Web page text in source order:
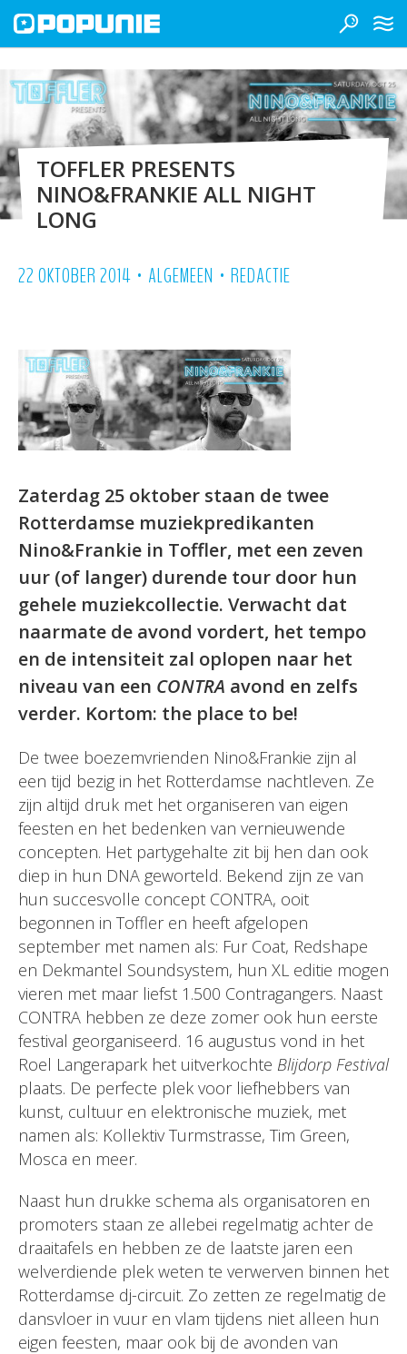
TOFFLER PRESENTS
NINO&FRANKIE ALL NIGHT
LONG
22 OKTOBER 2014 • ALGEMEEN • REDACTIE
Zaterdag 25 oktober staan de twee
Rotterdamse muziekpredikanten
Nino&Frankie in Toffler, met een zeven
uur (of langer) durende tour door hun
gehele muziekcollectie. Verwacht dat
naarmate de avond vordert, het tempo
en de intensiteit zal oplopen naar het
niveau van een CONTRA avond en zelfs
verder. Kortom: the place to be!
De twee boezemvrienden Nino&Frankie zijn al
een tijd bezig in het Rotterdamse nachtleven. Ze
zijn altijd druk met het organiseren van eigen
feesten en het bedenken van vernieuwende
concepten. Het partygehalte zit bij hen dan ook
diep in hun DNA geworteld. Bekend zijn ze van
hun succesvolle concept CONTRA, ooit
begonnen in Toffler en heeft afgelopen
september met namen als: Fur Coat, Redshape
en Dekmantel Soundsystem, hun XL editie mogen
vieren met maar liefst 1.500 Contragangers. Naast
CONTRA hebben ze deze zomer ook hun eerste
festival georganiseerd. 16 augustus vond in het
Roel Langerapark het uitverkochte Blijdorp Festival
plaats. De perfecte plek voor liefhebbers van
kunst, cultuur en elektronische muziek, met
namen als: Kollektiv Turmstrasse, Tim Green,
Mosca en meer.
Naast hun drukke schema als organisatoren en
promoters staan ze allebei regelmatig achter de
draaitafels en hebben ze de laatste jaren een
welverdiende plek weten te verwerven binnen het
Rotterdamse dj-circuit. Zo zetten ze regelmatig de
dansvloer in vuur en vlam tijdens niet alleen hun
eigen feesten, maar ook bij de avonden van